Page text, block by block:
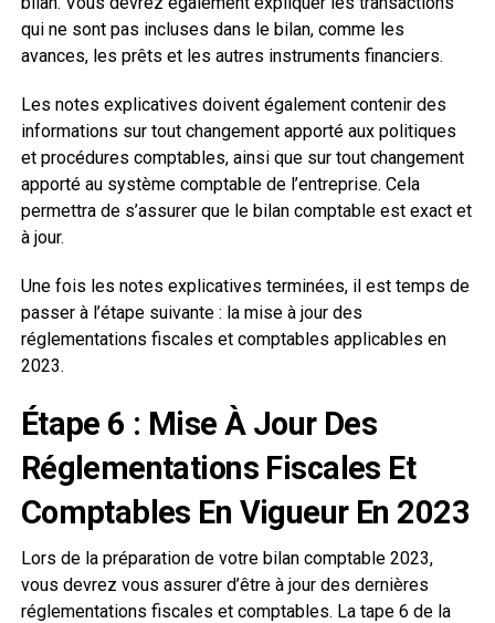
qui ne sont pas incluses dans le bilan, comme les
avances, les prêts et les autres instruments financiers.
Les notes explicatives doivent également contenir des
informations sur tout changement apporté aux politiques
et procédures comptables, ainsi que sur tout changement
apporté au système comptable de l’entreprise. Cela
permettra de s’assurer que le bilan comptable est exact et
à jour.
Une fois les notes explicatives terminées, il est temps de
passer à l’étape suivante : la mise à jour des
réglementations fiscales et comptables applicables en
2023.
Étape 6 : Mise À Jour Des
Réglementations Fiscales Et
Comptables En Vigueur En 2023
Lors de la préparation de votre bilan comptable 2023,
vous devrez vous assurer d’être à jour des dernières
réglementations fiscales et comptables. La tape 6 de la